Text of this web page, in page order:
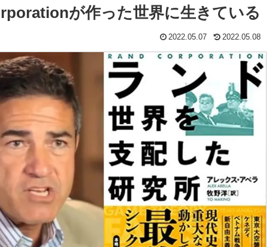
が作った世界に生きている
2022.05.07 2022.05.08